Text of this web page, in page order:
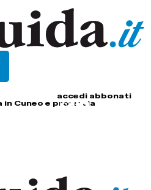
accedi abbonati
Cuneo e provincia